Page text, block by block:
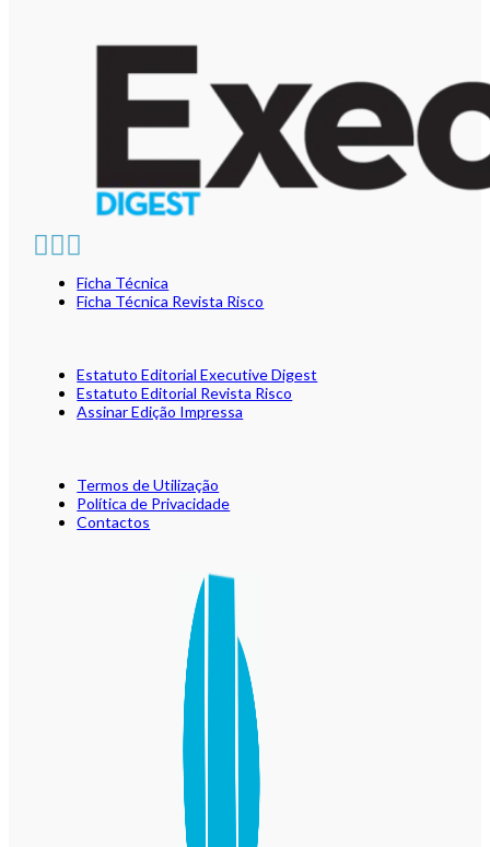
Ficha Técnica
Ficha Técnica Revista Risco
Estatuto Editorial Executive Digest
Estatuto Editorial Revista Risco
Assinar Edição Impressa
Termos de Utilização
Política de Privacidade
Contactos